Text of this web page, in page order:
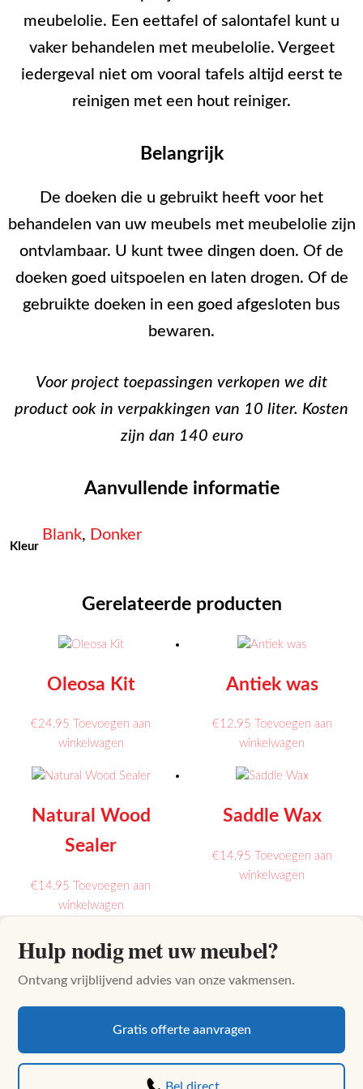
meubelolie. Een eettafel of salontafel kunt u
vaker behandelen met meubelolie. Vergeet
iedergeval niet om vooral tafels altijd eerst te
reinigen met een hout reiniger.
Belangrijk
De doeken die u gebruikt heeft voor het
behandelen van uw meubels met meubelolie zijn
ontvlambaar. U kunt twee dingen doen. Of de
doeken goed uitspoelen en laten drogen. Of de
gebruikte doeken in een goed afgesloten bus
bewaren.
Voor project toepassingen verkopen we dit
product ook in verpakkingen van 10 liter. Kosten
zijn dan 140 euro
Aanvullende informatie
Kleur
Blank, Donker
Gerelateerde producten
Oleosa Kit
€24.95
Toevoegen aan
winkelwagen
Antiek was
€12.95
Toevoegen aan
winkelwagen
heeft
variaties.
optie
worden
Natural Wood
Sealer
€14.95
Toevoegen aan
winkelwagen
Saddle Wax
€14.95
Toevoegen aan
winkelwagen
heeft
worden
Hulp nodig met uw meubel?
Ontvang vrijblijvend advies van onze vakmensen.
Gratis offerte aanvragen
Bel direct